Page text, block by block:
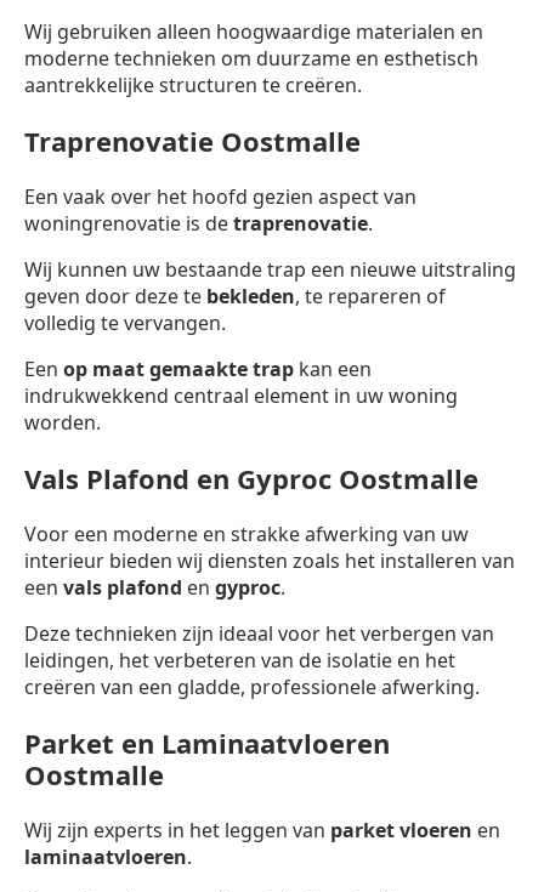
Wij gebruiken alleen hoogwaardige materialen en
moderne technieken om duurzame en esthetisch
aantrekkelijke structuren te creëren.
Traprenovatie Oostmalle
Een vaak over het hoofd gezien aspect van
woningrenovatie is detraprenovatie.
Wij kunnen uw bestaande trap een nieuwe uitstraling
geven door deze te bekleden, te repareren of
volledig te vervangen.
Een op maat gemaakte trap kan een
indrukwekkend centraal element in uw woning
worden.
Vals Plafond en Gyproc Oostmalle
Voor een moderne en strakke afwerking van uw
interieur bieden wij diensten zoals het installeren van
een vals plafond en gyproc.
Deze technieken zijn ideaal voor het verbergen van
leidingen, het verbeteren van de isolatie en het
creëren van een gladde, professionele afwerking.
Parket en Laminaatvloeren
Oostmalle
Wij zijn experts in het leggen van parket vloeren en
laminaatvloeren.